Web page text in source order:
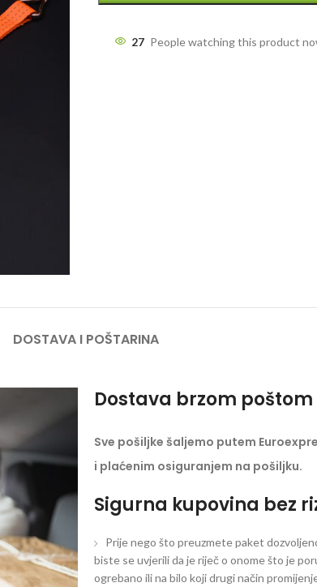
27 People watching this product
DOSTAVA I POŠTARINA
Dostava brzom
Sve pošiljke šaljemo putem
i plaćenim osiguranjem na pošiljku.
Sigurna kupovina bez
Prije nego što preuzmete paket
biste se uvjerili da je riječ o onome što je
ogrebano ili na bilo koji drugi način